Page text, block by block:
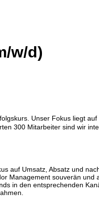
w/d)
Unser Fokus liegt
300 Mitarbeiter sind wir
auf Umsatz, Absatz und
Management souverän und
in den entsprechenden